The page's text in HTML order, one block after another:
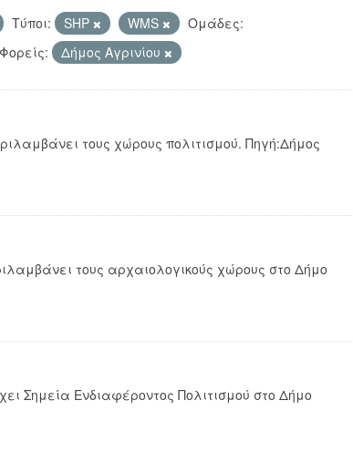
Τύποι: SHP WMS
Ομάδες:
Φορείς: Δήμος Αγρινίου
τους χώρους πολιτισμού. Πηγή:Δήμος
τους αρχαιολογικούς χώρους στο Δήμο
Σημεία Ενδιαφέροντος Πολιτισμού στο Δήμο